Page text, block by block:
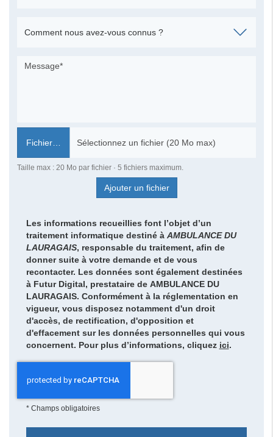
Fichier…
Taille max : 20 Mo par fichier · 5 fichiers maximum.
Ajouter un fichier
Les informations recueillies font l’objet d’un
traitement informatique destiné àAMBULANCE DU
LAURAGAIS, responsable du traitement, afin de
donner suite à votre demande et de vous
recontacter. Les données sont également destinées
à Futur Digital, prestataire de AMBULANCE DU
LAURAGAIS. Conformément à la réglementation en
vigueur, vous disposez notamment d'un droit
d'accès, de rectification, d'opposition et
d'effacement sur les données personnelles qui vous
concernent. Pour plus d’informations, cliquez ici.
* Champs obligatoires